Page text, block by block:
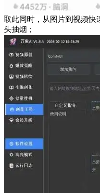
取此同时，从图片到视频快
头抽烟；